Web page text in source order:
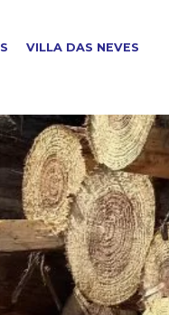
VILLA DAS NEVES